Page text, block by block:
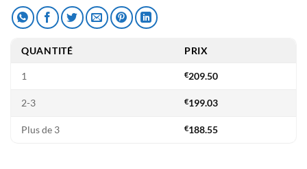
QUANTITÉ PRIX
1 €209.50
2-3 €199.03
Plus de 3 €188.55